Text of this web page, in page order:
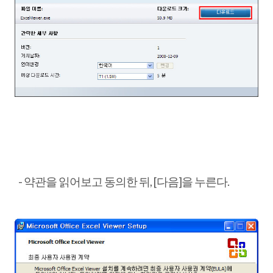
- 약관을 읽어보고 동의한 뒤, [다음]을 누른다.